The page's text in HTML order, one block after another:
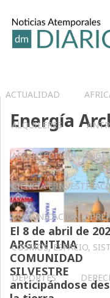
ACTUALIDAD
ALQUILERES
ARQUITECTURA –
CIENCIA E
COMUNICACIÓN Y
COSMOS, ESPACIO,
DEPORTES
Energía
El 8 de abril de
ARGENTINA
COMUNIDAD
SILVESTRE
anticipándose